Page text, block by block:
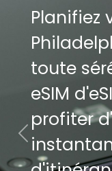
Planifiez
toute
eSIM
profiter
Planifiez
toute
eSIM
profiter
Previous